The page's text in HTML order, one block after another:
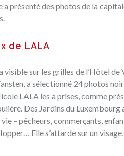
présenté des photos de la
de LALA
visible sur les grilles de l’Hôtel
a sélectionné 24 photos
LALA les a prises, comme
Des Jardins du Luxembourg
– pêcheurs, commerçants,
Elle s’attarde sur un